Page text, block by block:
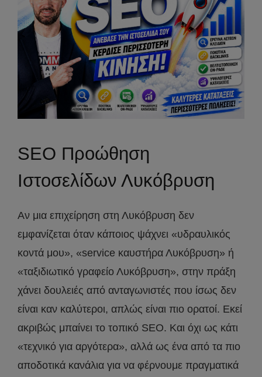
SEO Προώθηση
Ιστοσελίδων Λυκόβρυση
Αν μια επιχείρηση στη Λυκόβρυση δεν
εμφανίζεται όταν κάποιος ψάχνει «υδραυλικός
κοντά μου», «service καυστήρα Λυκόβρυση» ή
«ταξιδιωτικό γραφείο Λυκόβρυση», στην πράξη
χάνει δουλειές από ανταγωνιστές που ίσως δεν
είναι καν καλύτεροι, απλώς είναι πιο ορατοί. Εκεί
ακριβώς μπαίνει το τοπικό SEO. Και όχι ως κάτι
«τεχνικό για αργότερα», αλλά ως ένα από τα πιο
αποδοτικά κανάλια για να φέρνουμε πραγματικά